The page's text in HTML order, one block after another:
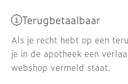
Terugbetaalbaar
Als je recht hebt op een
je in de apotheek een
webshop vermeld staat.